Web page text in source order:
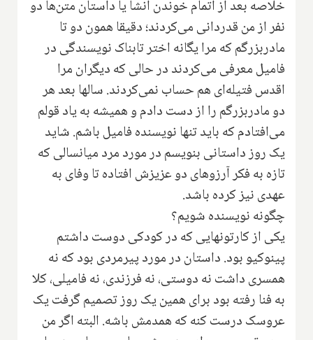
خلاصه بعد از اتمام خوندن انشا یا داستان متن‌ها دو
نفر از من قدردانی می‌کردند؛ دقیقا همون دو تا
مادربزرگم که مرا یگانه اختر تابناک نویسندگی در
فامیل معرفی می‌کردند در حالی که دیگران مرا
اقدس فتیله‌ای هم حساب نمی‌کردند. سالها بعد هر
دو مادربزرگم را از دست دادم و همیشه به یاد قولم
می‌افتادم که باید تنها نویسنده فامیل باشم. شاید
یک روز داستانی بنویسم در مورد مرد میانسالی که
تازه به فکر آرزوهای دو عزیزش افتاده تا وفای به
عهدی نیز کرده باشد.
چگونه نویسنده شویم؟
یکی از کارتونهایی که در کودکی دوست داشتم
پینوکیو بود. داستان در مورد پیرمردی بود که نه
همسری داشت نه دوستی، نه فرزندی، نه فامیلی، کلا
به فنا رفته بود برای همین یک روز تصمیم گرفت یک
عروسک درست کنه که همدمش باشه. البته اگر من